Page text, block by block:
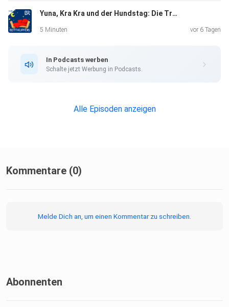
Yuna, Kra Kra und der Hundstag: Die Tropennacht | Eine Gute-Nacht-Geschichte ab 5 Jahren
5 Minuten vor 6 Tagen
In Podcasts werben
Schalte jetzt Werbung in Podcasts.
Alle Episoden anzeigen
Kommentare (0)
Melde Dich an, um einen Kommentar zu schreiben.
Abonnenten